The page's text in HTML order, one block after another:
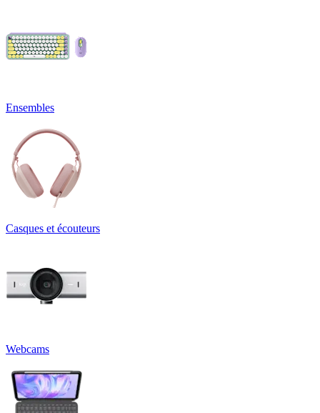
Ensembles
Casques et écouteurs
Webcams